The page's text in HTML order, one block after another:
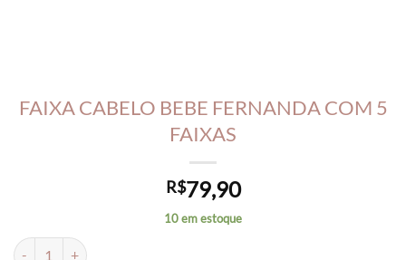
FAIXA CABELO BEBE FERNANDA COM 5
FAIXAS
R$79,90
10 em estoque
FAIXA CABELO BEBE FERNANDA COM 5 FAIXAS quantidade